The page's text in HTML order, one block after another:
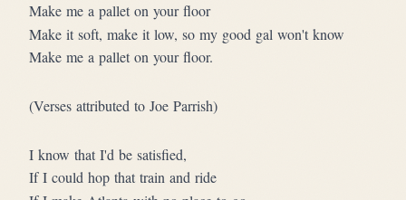
Make me a pallet on your floor
Make it soft, make it low, so my good gal won't know
Make me a pallet on your floor.
(Verses attributed to Joe Parrish)
I know that I'd be satisfied,
If I could hop that train and ride